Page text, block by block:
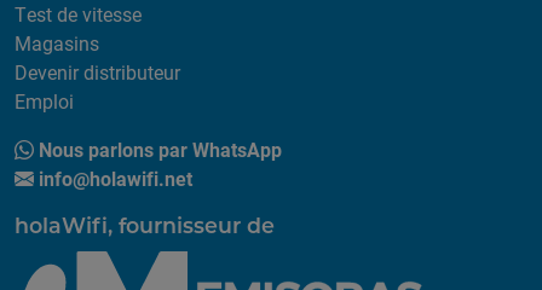
Test de vitesse
Magasins
Devenir distributeur
Emploi
Nous parlons par WhatsApp
info@holawifi.net
holaWifi, fournisseur de